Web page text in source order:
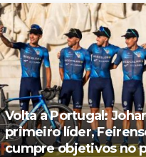
Volta a Portugal:
primeiro líder,
cumpre objetivos no